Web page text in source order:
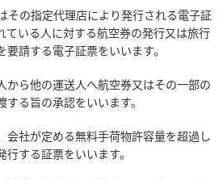
その指定代理店により発行される電子証
ている人に対する航空券の発行又は旅行
請する電子証票をいいます。
から他の運送人へ航空券又はその一部の
る旨の承認をいいます。
会社が定める無料手荷物許容量を超過し
する証票をいいます。